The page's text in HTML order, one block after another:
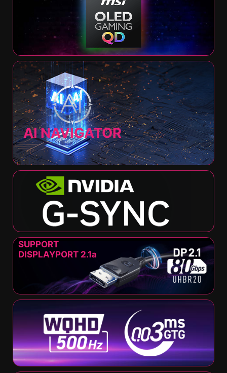
AI NAVIGATOR
SUPPORT
DISPLAYPORT 2.1a